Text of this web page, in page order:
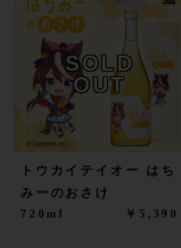
SOLD
OUT
トウカイテイオー はち
みーのおさけ
720ml ￥5,390